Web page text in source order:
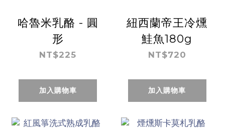
哈魯米乳酪 - 圓
形
NT$225
加入購物車
紐西蘭帝王冷燻
鮭魚180g
NT$720
加入購物車